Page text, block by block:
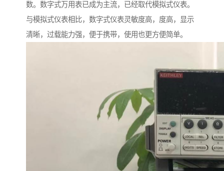
数。数字式万用表已成为主流，已经取代模拟式仪表。
与模拟式仪表相比，数字式仪表灵敏度高，度高，显示
清晰，过载能力强，便于携带，使用也更方便简单。